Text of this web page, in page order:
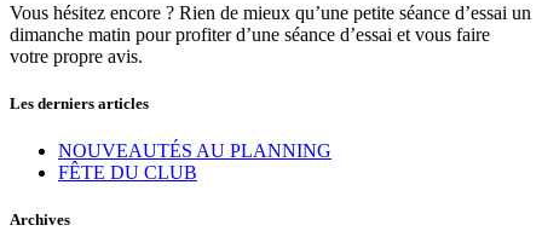
Vous hésitez encore ? Rien de mieux qu’une petite séance d’essai un
dimanche matin pour profiter d’une séance d’essai et vous faire
votre propre avis.
Les derniers articles
NOUVEAUTÉS AU PLANNING
FÊTE DU CLUB
Archives